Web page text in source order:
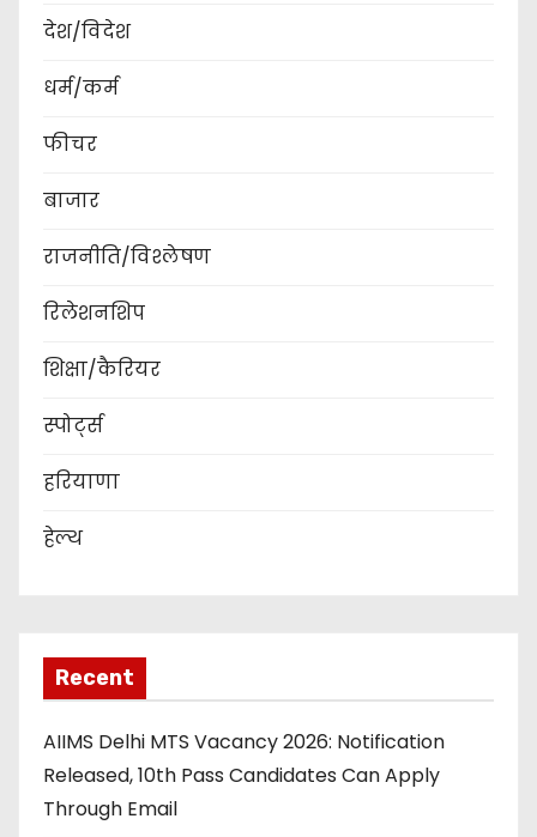
देश/विदेश
धर्म/कर्म
फीचर
बाजार
राजनीति/विश्लेषण
रिलेशनशिप
शिक्षा/कैरियर
स्पोर्ट्स
हरियाणा
हेल्थ
Recent
AIIMS Delhi MTS Vacancy 2026: Notification
Released, 10th Pass Candidates Can Apply
Through Email